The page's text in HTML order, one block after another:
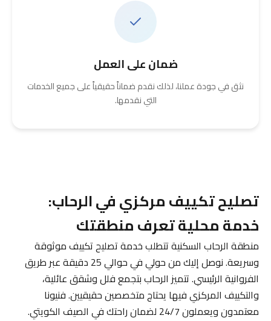
ضمان على العمل
نثق في جودة عملنا، لذلك نقدم ضماناً حقيقياً على جميع الخدمات
التي نقدمها.
تصليح تكييف مركزي في الرحاب:
خدمة محلية تعرف منطقتك
منطقة الرحاب السكنية تتطلب خدمة تصليح تكييف موثوقة
وسريعة. نوصل إليك من حولي في حوالي 25 دقيقة عبر طريق
الفروانية الرئيسي. تتميز الرحاب بتجمع فلل وشقق عائلية،
والتكييف المركزي فيها يحتاج متخصصين حقيقيين. فنيونا
معتمدون ويعملون 24/7 لضمان راحتك في الصيف الكويتي.